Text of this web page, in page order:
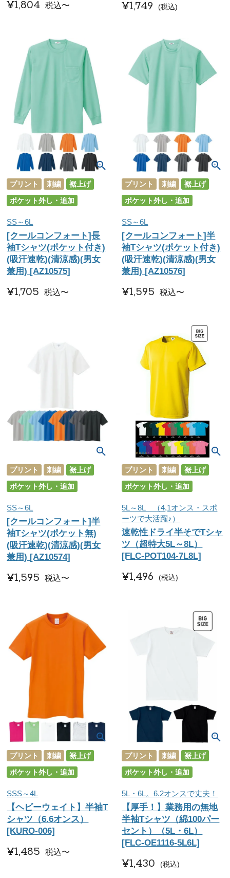
¥1,804 税込〜 ¥1,749 税込
プリント 刺繍
裾上げ
ポケット外し・追加
SS～6L
[クールコンフォート]長
袖Tシャツ(ポケット付き)
(吸汗速乾)(清涼感)(男女
兼用) [AZ10575]
¥1,705 税込〜
プリント 刺繍
裾上げ
ポケット外し・追加
SS～6L
[クールコンフォート]半
袖Tシャツ(ポケット付き)
(吸汗速乾)(清涼感)(男女
兼用) [AZ10576]
¥1,595 税込〜
プリント 刺繍
裾上げ
ポケット外し・追加
SS～6L
[クールコンフォート]半
袖Tシャツ(ポケット無)
(吸汗速乾)(清涼感)(男女
兼用) [AZ10574]
¥1,595 税込〜
プリント 刺繍
裾上げ
ポケット外し・追加
5L～8L （4,1オンス・スポ
ーツで大活躍♪）
速乾性ドライ半そでTシャ
ツ（超特大5L～8L）
[FLC-POT104-7L8L]
¥1,496 税込
プリント 刺繍
裾上げ
ポケット外し・追加
SSS～4L
【ヘビーウェイト】半袖T
シャツ（6.6オンス）
[KURO-006]
¥1,485 税込〜
プリント 刺繍
裾上げ
ポケット外し・追加
5L・6L。6.2オンスで丈夫！
【厚手！】業務用の無地
半袖Tシャツ（綿100パー
セント）（5L・6L）
[FLC-OE1116-5L6L]
¥1,430 税込